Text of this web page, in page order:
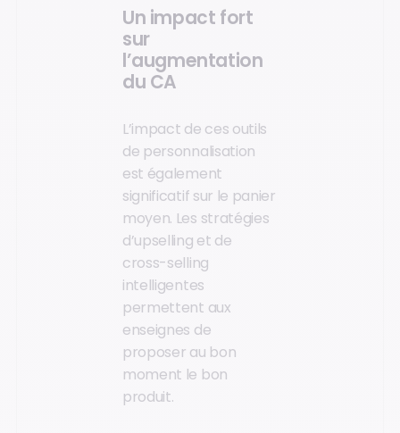
Un impact fort
sur
l’augmentation
du CA
L’impact de ces outils
de personnalisation
est également
significatif sur le panier
moyen. Les stratégies
d’upselling et de
cross-selling
intelligentes
permettent aux
enseignes de
proposer au bon
moment le bon
produit.